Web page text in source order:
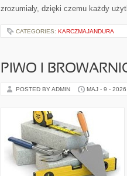
zrozumiały, dzięki czemu każdy
CATEGORIES: KARCZMAJANDURA
PIWO I
POSTED BY ADMIN MAJ - 9 - 2026